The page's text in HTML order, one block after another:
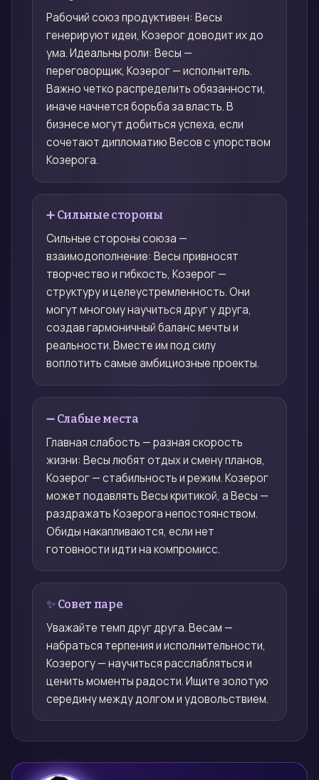
Рабочий союз продуктивен: Весы
генерируют идеи, Козерог доводит их до
ума. Идеальны роли: Весы —
переговорщик, Козерог — исполнитель.
Важно четко распределить обязанности,
иначе начнется борьба за власть. В
бизнесе могут добиться успеха, если
сочетают дипломатию Весов с упорством
Козерога.
➕ Сильные стороны
Сильные стороны союза —
взаимодополнение: Весы привносят
творчество и гибкость, Козерог —
структуру и целеустремленность. Они
могут многому научиться друг у друга,
создав гармоничный баланс мечты и
реальности. Вместе им под силу
воплотить самые амбициозные проекты.
➖ Слабые места
Главная слабость — разная скорость
жизни: Весы любят отдых и смену планов,
Козерог — стабильность и режим. Козерог
может подавлять Весы критикой, а Весы —
раздражать Козерога непостоянством.
Обиды накапливаются, если нет
готовности идти на компромисс.
✨ Совет паре
Уважайте темп друг друга. Весам —
набраться терпения и исполнительности,
Козерогу — научиться расслабляться и
ценить моменты радости. Ищите золотую
середину между долгом и удовольствием.